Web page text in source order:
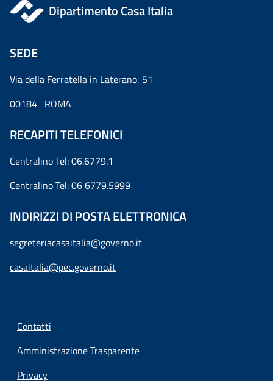
Dipartimento Casa Italia
SEDE
Via della Ferratella in Laterano, 51
00184 ROMA
RECAPITI TELEFONICI
Centralino Tel: 06.6779.1
Centralino Tel: 06 6779.5999
INDIRIZZI DI POSTA ELETTRONICA
segreteriacasaitalia@governo.it
casaitalia@pec.governo.it
Contatti
Amministrazione Trasparente
Privacy